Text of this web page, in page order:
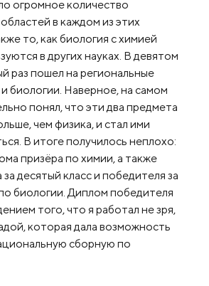
огромное количество
в каждом из этих
то, как биология с химией
в других науках. В девятом
раз пошел на региональные
биологии. Наверное, на самом
понял, что эти два предмета
чем физика, и стал ими
В итоге получилось неплохо:
призёра по химии, а также
десятый класс и победителя за
биологии. Диплом победителя
того, что я работал не зря,
которая дала возможность
сборную по